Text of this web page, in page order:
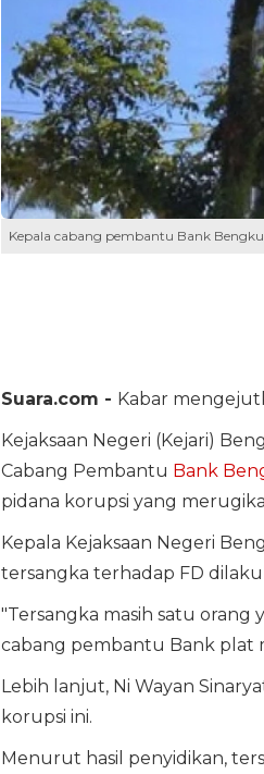
Kepala cabang pembantu Bank
Suara.com - Kabar
Kejaksaan Negeri (Kejari)
Cabang Pembantu Bank
pidana korupsi yang
Kepala Kejaksaan Negeri
tersangka terhadap FD
"Tersangka masih satu
cabang pembantu Bank plat
Lebih lanjut, Ni Wayan
korupsi ini.
Menurut hasil penyidikan,